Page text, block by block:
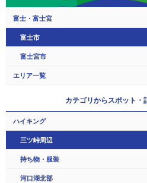
富士・富士宮
富士市
富士宮市
エリア一覧
カテゴリからスポット・
ハイキング
三ツ峠周辺
持ち物・服装
河口湖北部